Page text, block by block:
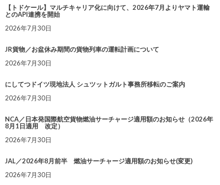
【トドケール】マルチキャリア化に向けて、2026年7月よりヤマト運輸
とのAPI連携を開始
2026年7月30日
JR貨物／お盆休み期間の貨物列車の運転計画について
2026年7月30日
にしてつドイツ現地法人 シュツットガルト事務所移転のご案内
2026年7月30日
NCA／日本発国際航空貨物燃油サーチャージ適用額のお知らせ（2026年
8月1日適用 改定）
2026年7月30日
JAL／2026年8月前半 燃油サーチャージ適用額のお知らせ(変更)
2026年7月30日